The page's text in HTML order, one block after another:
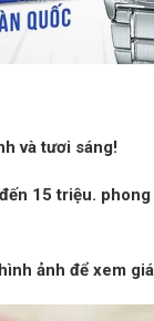
và tươi sáng!
15 triệu.
ảnh để xem